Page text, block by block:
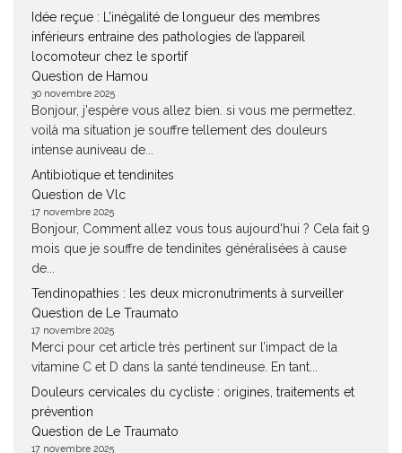
Idée reçue : L’inégalité de longueur des membres
inférieurs entraine des pathologies de l’appareil
locomoteur chez le sportif
Question de Hamou
30 novembre 2025
Bonjour, j'espère vous allez bien. si vous me permettez.
voilà ma situation je souffre tellement des douleurs
intense auniveau de...
Antibiotique et tendinites
Question de Vlc
17 novembre 2025
Bonjour, Comment allez vous tous aujourd'hui ? Cela fait 9
mois que je souffre de tendinites généralisées à cause
de...
Tendinopathies : les deux micronutriments à surveiller
Question de Le Traumato
17 novembre 2025
Merci pour cet article très pertinent sur l’impact de la
vitamine C et D dans la santé tendineuse. En tant...
Douleurs cervicales du cycliste : origines, traitements et
prévention
Question de Le Traumato
17 novembre 2025